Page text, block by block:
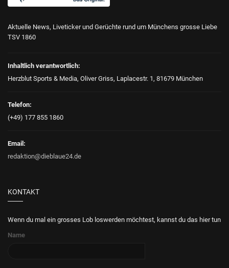
Aktuelle News, Liveticker und Gerüchte rund um Münchens grosse Liebe
TSV 1860
Inhaltlich verantwortlich:
Herzblut Sports & Media, Oliver Griss, Laplacestr. 1, 81679 München
Telefon:
(+49) 177 855 1860
Email:
redaktion@dieblaue24.de
KONTAKT
Wenn du mal ein grosses Lob loswerden möchtest, kannst du das hier tun
Name